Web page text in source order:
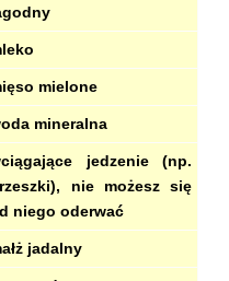
mielone
mineralna
jedzenie (np.
nie możesz się
niego oderwać
jadalny